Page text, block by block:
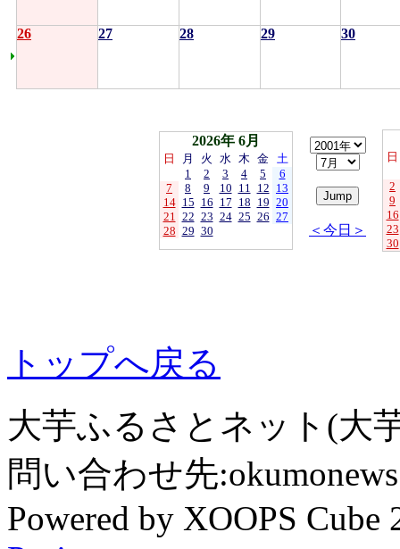
26 27 28 29 30
2026年 6月
日 月 火 水 木 金 土
1
2 3 4 5
6
7
8 9 10 11 12 13
14 15 16 17 18 19 20
21 22 23 24 25 26 27
28 29 30 ＜今日＞
日
2
9
16
23
30
トップへ戻る
大芋ふるさとネット(大
問い合わせ先
Powered by XOOPS